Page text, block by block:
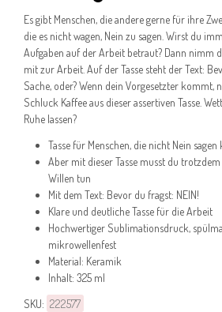
Es gibt Menschen, die andere gerne für ihre
die es nicht wagen, Nein zu sagen. Wirst du
Aufgaben auf der Arbeit betraut? Dann nimm
mit zur Arbeit. Auf der Tasse steht der Text:
Sache, oder? Wenn dein Vorgesetzter kommt,
Schluck Kaffee aus dieser assertiven Tasse.
Ruhe lassen?
Tasse für Menschen, die nicht Nein sagen
Aber mit dieser Tasse musst du
Willen tun
Mit dem Text: Bevor du fragst: NEIN!
Klare und deutliche Tasse für die Arbeit
Hochwertiger Sublimationsdruck,
mikrowellenfest
Material: Keramik
Inhalt: 325 ml
SKU: 222577